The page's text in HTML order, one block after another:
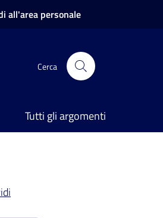
all'area personale
Cerca
Tutti gli argomenti